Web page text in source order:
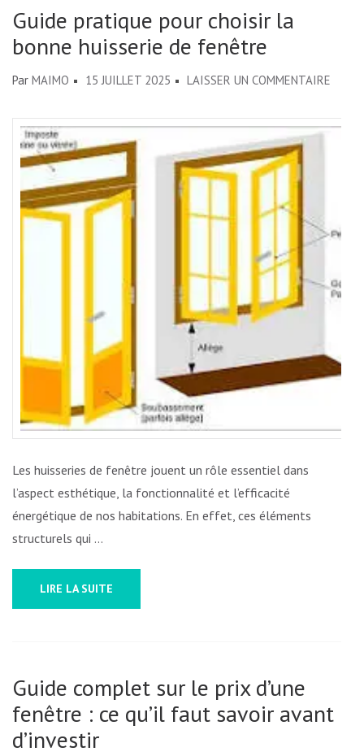
Guide pratique pour choisir la
bonne huisserie de fenêtre
Par MAIMO 15 JUILLET 2025 LAISSER UN COMMENTAIRE
Les huisseries de fenêtre jouent un rôle essentiel dans
l’aspect esthétique, la fonctionnalité et l’efficacité
énergétique de nos habitations. En effet, ces éléments
structurels qui …
LIRE LA SUITE
Guide complet sur le prix d’une
fenêtre : ce qu’il faut savoir avant
d’investir